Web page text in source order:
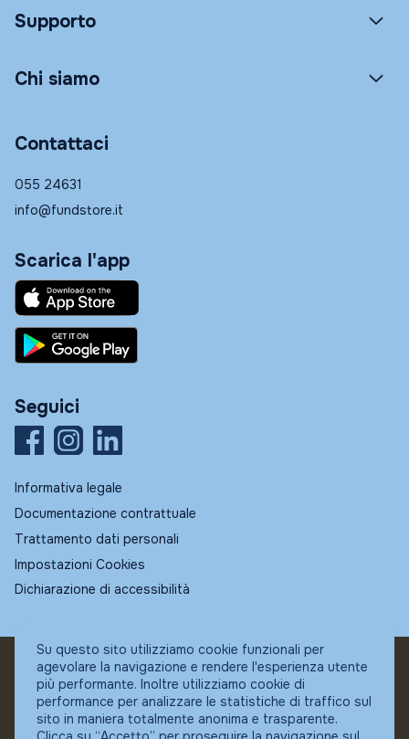
Supporto
Chi siamo
Contattaci
055 24631
info@fundstore.it
Scarica l'app
Seguici
Informativa legale
Documentazione contrattuale
Trattamento dati personali
Impostazioni Cookies
Dichiarazione di accessibilità
© Fundstore
Collocatore autorizzato:
Banca Ifigest SpA
P.Iva: 04337180485
Su questo sito utilizziamo cookie funzionali per
agevolare la navigazione e rendere l'esperienza utente
più performante. Inoltre utilizziamo cookie di
performance per analizzare le statistiche di traffico sul
sito in maniera totalmente anonima e trasparente.